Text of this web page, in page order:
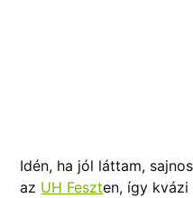
Idén, ha jól láttam,
az UH Feszten, így